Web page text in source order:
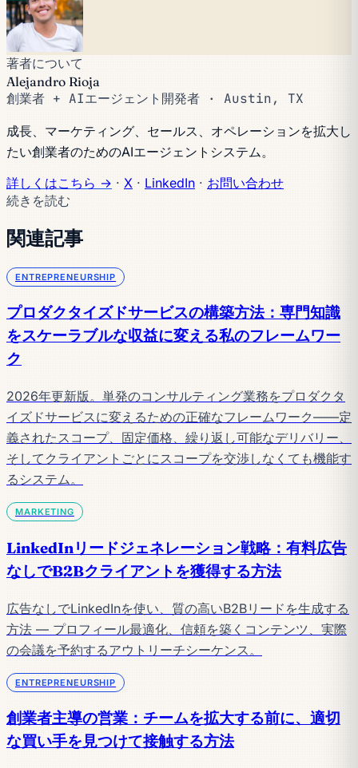
著者について
Alejandro Rioja
創業者 + AIエージェント開発者 · Austin, TX
成長、マーケティング、セールス、オペレーションを拡大し
たい創業者のためのAIエージェントシステム。
詳しくはこちら → · X · LinkedIn · お問い合わせ
続きを読む
関連記事
ENTREPRENEURSHIP
プロダクタイズドサービスの構築方法：専門知識
をスケーラブルな収益に変える私のフレームワー
ク
2026年更新版。単発のコンサルティング業務をプロダクタ
イズドサービスに変えるための正確なフレームワーク——定
義されたスコープ、固定価格、繰り返し可能なデリバリー、
そしてクライアントごとにスコープを交渉しなくても機能す
るシステム。
MARKETING
LinkedInリードジェネレーション戦略：有料広告
なしでB2Bクライアントを獲得する方法
広告なしでLinkedInを使い、質の高いB2Bリードを生成する
方法 — プロフィール最適化、信頼を築くコンテンツ、実際
の会議を予約するアウトリーチシーケンス。
ENTREPRENEURSHIP
創業者主導の営業：チームを拡大する前に、適切
な買い手を見つけて接触する方法